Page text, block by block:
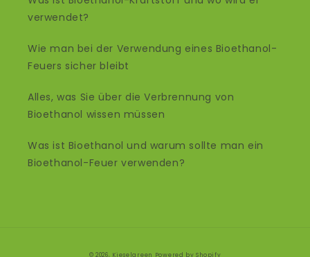
verwendet?
Wie man bei der Verwendung eines Bioethanol-
Feuers sicher bleibt
Alles, was Sie über die Verbrennung von
Bioethanol wissen müssen
Was ist Bioethanol und warum sollte man ein
Bioethanol-Feuer verwenden?
© 2026, Kieselgreen Powered by Shopify